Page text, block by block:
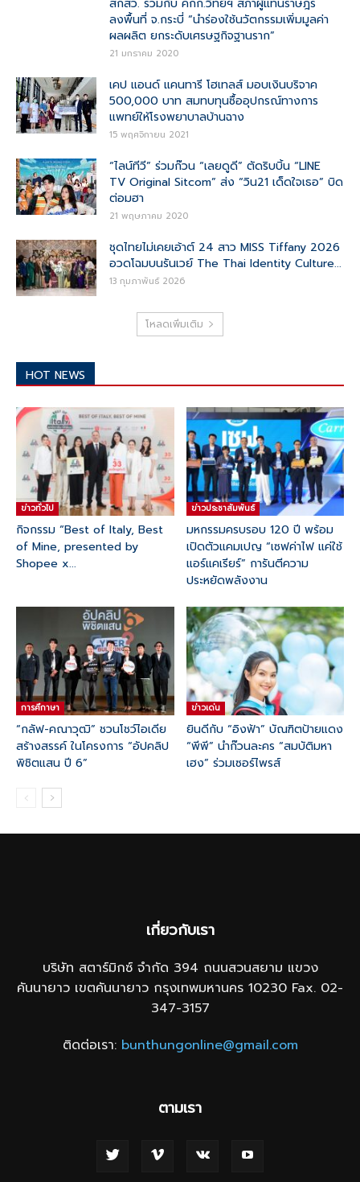
สกสว. ร่วมกับ คกก.วิทย์ฯ สภาผู้แทนราษฎร
ลงพื้นที่ จ.กระบี่ “นำร่องใช้นวัตกรรมเพิ่มมูลค่า
ผลผลิต ยกระดับเศรษฐกิจฐานราก”
21 มกราคม 2020
เคป แอนด์ แคนทารี โฮเทลส์ มอบเงินบริจาค
500,000 บาท สมทบทุนซื้ออุปกรณ์ทางการ
แพทย์ให้โรงพยาบาลบ้านฉาง
15 พฤศจิกายน 2021
“ไลน์ทีวี” ร่วมก๊วน “เลยดูดี” ตัดริบบิ้น “LINE
TV Original Sitcom” ส่ง “วิน21 เด็ดใจเธอ” บิด
ต่อมฮา
21 พฤษภาคม 2020
ชุดไทยไม่เคยเอ้าต์ 24 สาว MISS Tiffany 2026
อวดโฉมบนรันเวย์ The Thai Identity Culture...
13 กุมภาพันธ์ 2026
โหลดเพิ่มเติม
HOT NEWS
ข่าวทั่วไป
กิจกรรม “Best of Italy, Best
of Mine, presented by
Shopee x...
ข่าวประชาสัมพันธ์
มหกรรมครบรอบ 120 ปี พร้อม
เปิดตัวแคมเปญ “เซฟค่าไฟ แค่ใช้
แอร์แคเรียร์” การันตีความ
ประหยัดพลังงาน
การศึกาษา
“กลัฟ-คณาวุฒิ” ชวนโชว์ไอเดีย
สร้างสรรค์ ในโครงการ “อัปคลิป
พิชิตแสน ปี 6”
ข่าวเด่น
ยินดีกับ “อิงฟ้า” บัณฑิตป้ายแดง
“พีพี” นำก๊วนละคร “สมบัติมหา
เฮง” ร่วมเซอร์ไพรส์
เกี่ยวกับเรา
บริษัท สตาร์มิกซ์ จำกัด 394 ถนนสวนสยาม แขวง
คันนายาว เขตคันนายาว กรุงเทพมหานคร 10230 Fax. 02-
347-3157
ติดต่อเรา: bunthungonline@gmail.com
ตามเรา